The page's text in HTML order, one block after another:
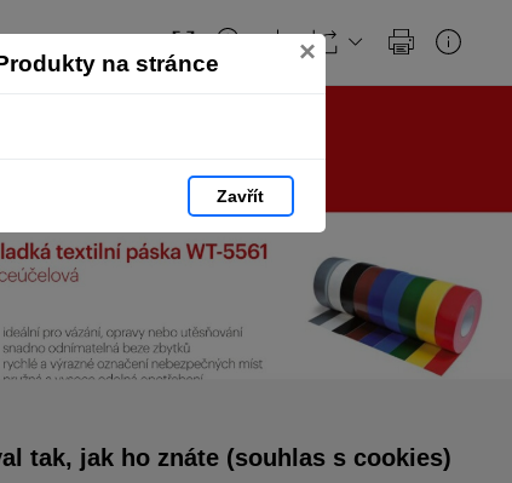
na stránce ×
Zavřít
66
tak, jak ho znáte (souhlas s cookies)